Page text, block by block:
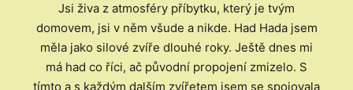
Jsi živa z atmosféry příbytku, který je tvým
domovem, jsi v něm všude a nikde. Had Hada jsem
měla jako silové zvíře dlouhé roky. Ještě dnes mi
má had co říci, ač původní propojení zmizelo. S
tímto a s každým dalším zvířetem jsem se spojovala